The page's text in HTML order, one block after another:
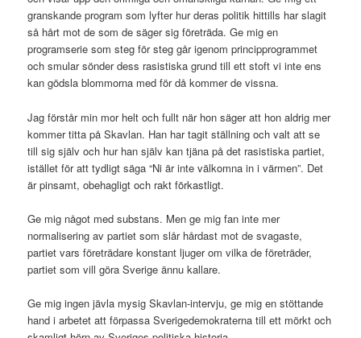
granskande program som lyfter hur deras politik hittills har slagit
så hårt mot de som de säger sig företräda. Ge mig en
programserie som steg för steg går igenom principprogrammet
och smular sönder dess rasistiska grund till ett stoft vi inte ens
kan gödsla blommorna med för då kommer de vissna.
Jag förstår min mor helt och fullt när hon säger att hon aldrig mer
kommer titta på Skavlan. Han har tagit ställning och valt att se
till sig själv och hur han själv kan tjäna på det rasistiska partiet,
istället för att tydligt säga “Ni är inte välkomna in i värmen”. Det
är pinsamt, obehagligt och rakt förkastligt.
Ge mig något med substans. Men ge mig fan inte mer
normalisering av partiet som slår hårdast mot de svagaste,
partiet vars företrädare konstant ljuger om vilka de företräder,
partiet som vill göra Sverige ännu kallare.
Ge mig ingen jävla mysig Skavlan-intervju, ge mig en stöttande
hand i arbetet att förpassa Sverigedemokraterna till ett mörkt och